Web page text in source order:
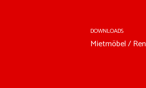
DOWNLOADS
Mietmöbel /